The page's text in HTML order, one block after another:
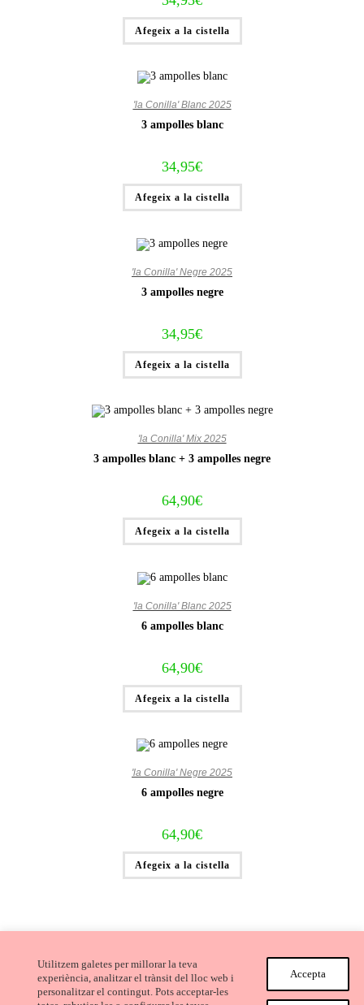
Utilitzem galetes per millorar la teva
experiència, analitzar el trànsit del lloc web i
personalitzar el contingut. Pots acceptar-les
Accepta
Afegeix a la cistella
'la Conilla' Blanc 2025
3 ampolles blanc
34,95€
Afegeix a la cistella
'la Conilla' Negre 2025
3 ampolles negre
34,95€
Afegeix a la cistella
'la Conilla' Mix 2025
3 ampolles blanc + 3 ampolles negre
64,90€
Afegeix a la cistella
'la Conilla' Blanc 2025
6 ampolles blanc
64,90€
Afegeix a la cistella
'la Conilla' Negre 2025
6 ampolles negre
64,90€
Afegeix a la cistella
Avís Legal i Condicions de compra Cookies